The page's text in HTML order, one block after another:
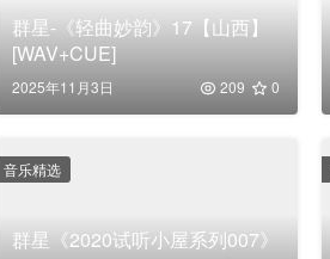
群星-《轻曲妙韵》17【山西】
[WAV+CUE]
2025年11月3日 209 0
群星《2020试听小屋系列007》
音乐精选